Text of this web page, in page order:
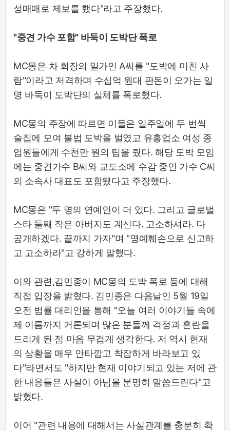
성매매로 제보를 했다"라고 주장했다.
"중견 가수 포함" 바둑이 도박단 폭로
MC몽은 차 회장의 일가인 A씨를 "도박에 미친 사
람"이라고 저격하며 수십억 원대 판돈이 오가는 일
명 바둑이 도박단의 실체를 폭로했다.
MC몽의 주장에 따르면 이들은 일주일에 두 번씩
술집에 모여 불법 도박을 벌였고 유흥업소 여성 종
업원들에게 수천만 원의 팁을 줬다. 해당 도박 모임
에는 중견가수 B씨와 교도소에 수감 중인 가수 C씨
의 소속사 대표도 포함됐다고 주장했다.
MC몽은 "두 명의 연예인이 더 있다. 그리고 글로벌
스타 둘째 작은 아버지도 계신다. 고소하셔라. 다
공개하겠다. 끝까지 가자"며 "명예훼손으로 신고하
고 고소하라"고 강하게 말했다.
이와 관련,김민종이 MC몽의 도박 폭로 등에 대해
직접 입장을 밝혔다. 김민종은 다음날인 5월 19일
오전 법률 대리인을 통해 "오늘 여러 이야기들 속에
제 이름까지 거론되며 많은 분들께 걱정과 혼란을
드리게 된 점 마음 무겁게 생각한다. 저 역시 현재
의 상황을 매우 안타깝고 착잡하게 바라보고 있
다"라면서도 "하지만 현재 이야기되고 있는 저에 관
한 내용들은 사실이 아님을 분명히 말씀드린다"고
밝혔다.
이어 "관련 내용에 대해서는 사실관계를 충분히 확